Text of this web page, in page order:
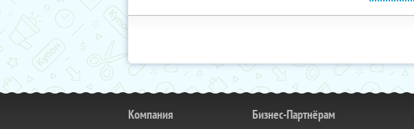
Компания Бизнес-Партнёрам